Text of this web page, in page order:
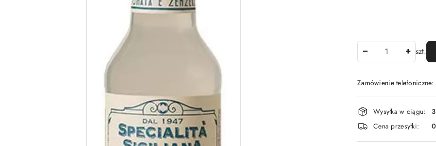
szt.
Zamówienie
Dostępność
i
dostawa
Wysyłka w ciągu:
Cena przesyłki:
0